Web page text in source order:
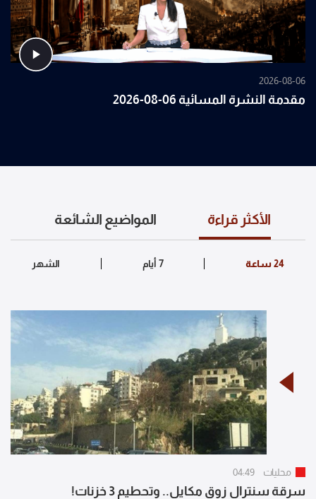
2026-08-06
مقدمة النشرة المسائية 06-08-2026
الأكثر قراءة المواضيع الشائعة
محليات 04:49
سرقة سنترال زوق مكايل.. وتحطيم 3 خزنات!